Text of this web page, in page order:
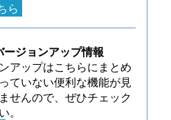
ら
ージョンアップ情報
アップはこちらにまとめ
ていない便利な機能が見
せんので、ぜひチェック
。